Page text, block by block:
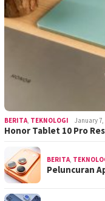
BERITA TEKNOLOGI January 7,
Honor Tablet 10 Pro
BERITA
Peluncuran